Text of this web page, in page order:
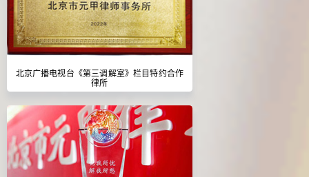
北京广播电视台《第三调解室》栏目特约合作
律所